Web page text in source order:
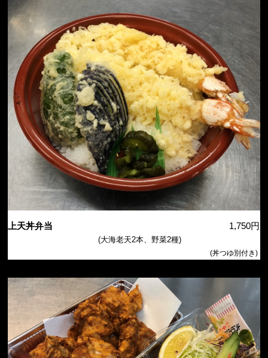
上天丼弁当 1,750円
(大海老天2本、野菜2種)
(丼つゆ別付き)